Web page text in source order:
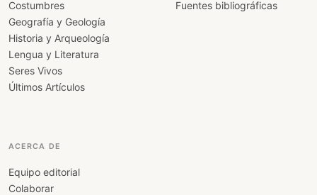
Costumbres
Geografía y Geología
Historia y Arqueología
Lengua y Literatura
Seres Vivos
Últimos Artículos
Fuentes bibliográficas
ACERCA DE
Equipo editorial
Colaborar